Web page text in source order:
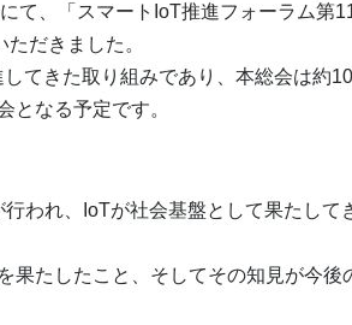
、「スマートIoT推進フォーラム第
だきました。
てきた取り組みであり、本総会は約
となる予定です。
われ、IoTが社会基盤として果たして
たしたこと、そしてその知見が今